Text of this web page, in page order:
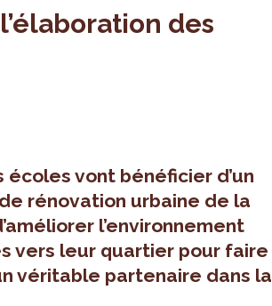
des
vont bénéficier d’un
rénovation urbaine de la
l’environnement
vers leur quartier pour faire
véritable partenaire dans la